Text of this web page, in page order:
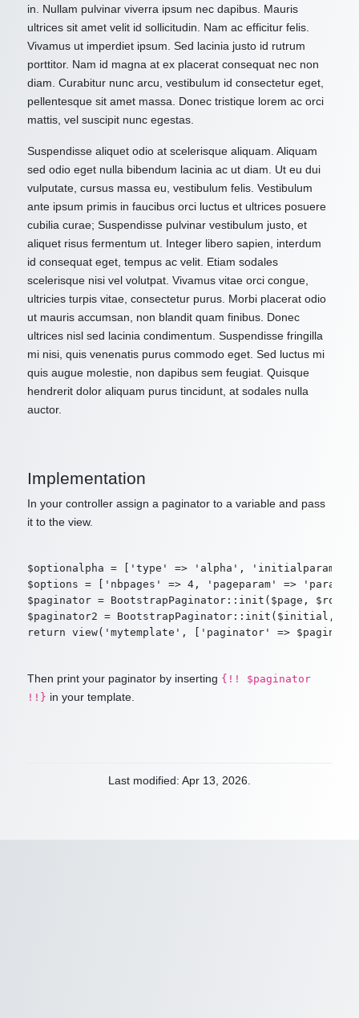
in. Nullam pulvinar viverra ipsum nec dapibus. Mauris
ultrices sit amet velit id sollicitudin. Nam ac efficitur felis.
Vivamus ut imperdiet ipsum. Sed lacinia justo id rutrum
porttitor. Nam id magna at ex placerat consequat nec non
diam. Curabitur nunc arcu, vestibulum id consectetur eget,
pellentesque sit amet massa. Donec tristique lorem ac orci
mattis, vel suscipit nunc egestas.
Suspendisse aliquet odio at scelerisque aliquam. Aliquam
sed odio eget nulla bibendum lacinia ac ut diam. Ut eu dui
vulputate, cursus massa eu, vestibulum felis. Vestibulum
ante ipsum primis in faucibus orci luctus et ultrices posuere
cubilia curae; Suspendisse pulvinar vestibulum justo, et
aliquet risus fermentum ut. Integer libero sapien, interdum
id consequat eget, tempus ac velit. Etiam sodales
scelerisque nisi vel volutpat. Vivamus vitae orci congue,
ultricies turpis vitae, consectetur purus. Morbi placerat odio
ut mauris accumsan, non blandit quam finibus. Donec
ultrices nisl sed lacinia condimentum. Suspendisse fringilla
mi nisi, quis venenatis purus commodo eget. Sed luctus mi
quis augue molestie, non dapibus sem feugiat. Quisque
hendrerit dolor aliquam purus tincidunt, at sodales nulla
auctor.
Implementation
In your controller assign a paginator to a variable and pass
it to the view.
$optionalpha = ['type' => 'alpha', 'initialparam'
$options = ['nbpages' => 4, 'pageparam' =>
$paginator = BootstrapPaginator::init($page,
$paginator2 = BootstrapPaginator::init($initial,
Then print your paginator by inserting {!! $paginator
!!} in your template.
Last modified: Apr 13, 2026.